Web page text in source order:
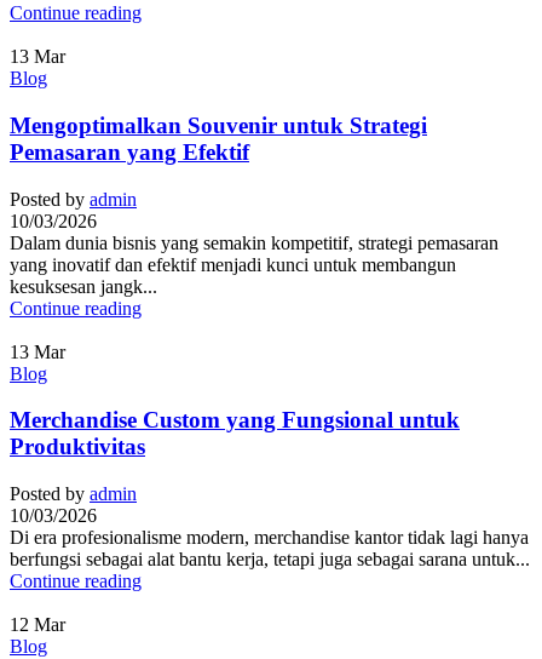
Continue reading
13 Mar
Blog
Mengoptimalkan Souvenir untuk Strategi
Pemasaran yang Efektif
Posted by admin
10/03/2026
Dalam dunia bisnis yang semakin kompetitif, strategi pemasaran
yang inovatif dan efektif menjadi kunci untuk membangun
kesuksesan jangk...
Continue reading
13 Mar
Blog
Merchandise Custom yang Fungsional untuk
Produktivitas
Posted by admin
10/03/2026
Di era profesionalisme modern, merchandise kantor tidak lagi hanya
berfungsi sebagai alat bantu kerja, tetapi juga sebagai sarana untuk...
Continue reading
12 Mar
Blog